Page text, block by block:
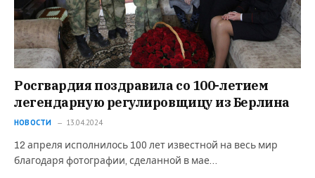
Росгвардия поздравила со 100-летием
легендарную регулировщицу из Берлина
НОВОСТИ 13.04.2024
12 апреля исполнилось 100 лет известной на весь мир
благодаря фотографии, сделанной в мае…